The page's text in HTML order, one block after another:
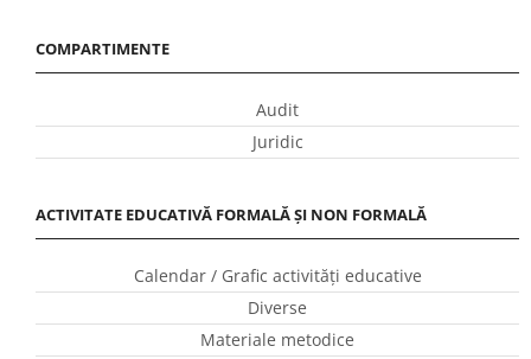
COMPARTIMENTE
Audit
Juridic
ACTIVITATE EDUCATIVĂ FORMALĂ ȘI NON FORMALĂ
Calendar / Grafic activităţi educative
Diverse
Materiale metodice